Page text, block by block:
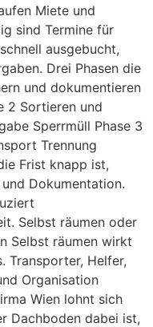
Miete und
sind Termine für
ausgebucht,
Drei Phasen die
und dokumentieren
2 Sortieren und
Sperrmüll Phase 3
Trennung
Frist knapp ist,
Dokumentation.
Selbst räumen oder
Selbst räumen wirkt
Transporter, Helfer,
Organisation
Wien lohnt sich
Dachboden dabei ist,